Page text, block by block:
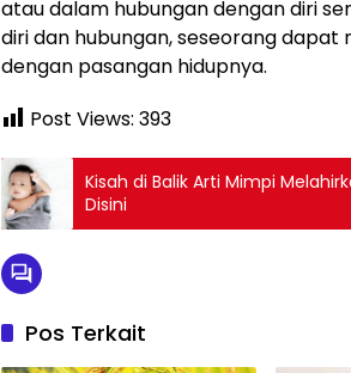
atau dalam hubungan dengan diri
diri dan hubungan, seseorang
dengan pasangan hidupnya.
Post Views: 393
Kisah di Balik Arti Mimpi
Disini
Pos Terkait